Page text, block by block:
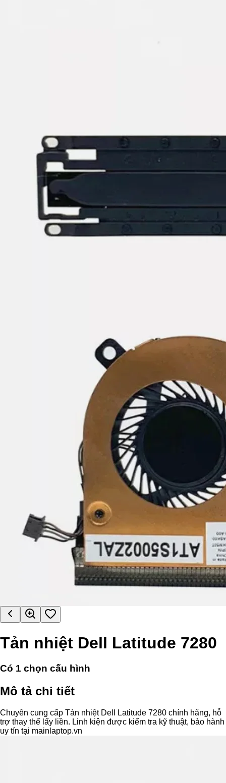
Tản nhiệt Dell Latitude 7280
Có 1 chọn cấu hình
Mô tả chi tiết
Chuyên cung cấp Tản nhiệt Dell Latitude 7280 chính hãng, hỗ
trợ thay thế lấy liền. Linh kiện được kiểm tra kỹ thuật, bảo hành
uy tín tại mainlaptop.vn